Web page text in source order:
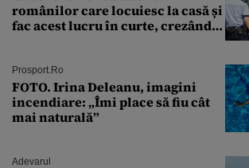
românilor care locuiesc la casă și
fac acest lucru în curte, crezând
Prosport.ro
FOTO. Irina Deleanu, imagini
incendiare: „Îmi place să fiu cât
mai naturală”
Adevarul